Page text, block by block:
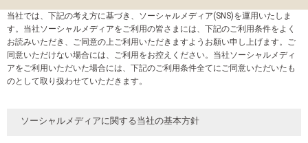
当社では、下記の考え方に基づき、ソーシャルメディア(SNS)を運用いたしま
す。当社ソーシャルメディアをご利用の皆さまには、下記のご利用条件をよく
お読みいただき、ご同意の上ご利用いただきますようお願い申し上げます。ご
同意いただけない場合には、ご利用をお控えください。当社ソーシャルメディ
アをご利用いただいた場合には、下記のご利用条件全てにご同意いただいたも
のとして取り扱わせていただきます。
ソーシャルメディアに関する当社の基本方針